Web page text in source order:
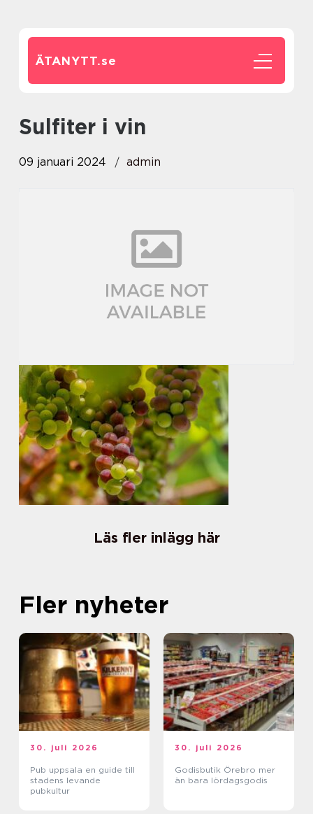
ÄTANYTT.se
sulfiter i vin
09 januari 2024 admin
Läs fler inlägg här
Fler nyheter
30. juli 2026
Pub uppsala en guide till
stadens levande
pubkultur
30. juli 2026
Godisbutik Örebro mer
än bara lördagsgodis